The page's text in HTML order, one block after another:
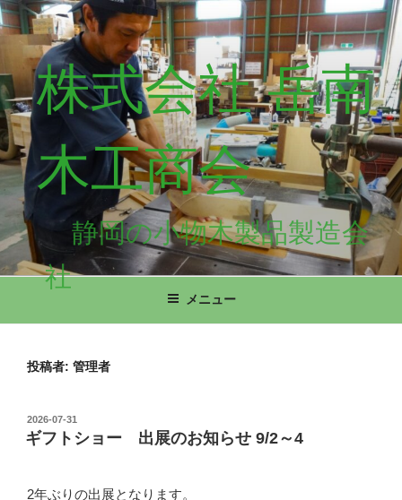
コ
ン
ン
ツ
へ
ス
キ
株式会社 岳南
木工商会
静岡の小物木製品製造会
社
メニュー
投稿者: 管理者
投
稿
2026-07-31
ギフトショー 出展のお知らせ 9/2～4
2年ぶりの出展となります。